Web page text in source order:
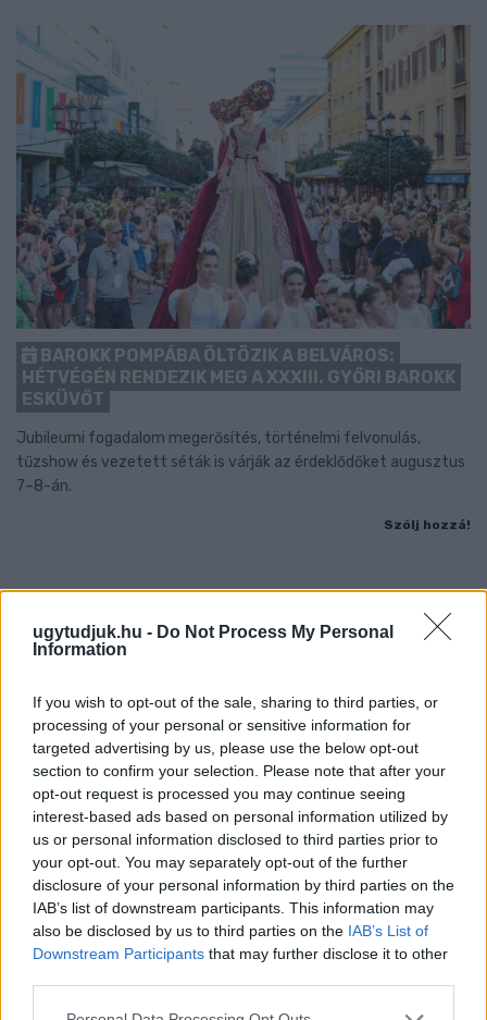
ugytudjuk.hu - Do Not Process My Personal
Information
If you wish to opt-out of the sale, sharing to third parties, or
processing of your personal or sensitive information for
targeted advertising by us, please use the below opt-out
section to confirm your selection. Please note that after your
opt-out request is processed you may continue seeing
interest-based ads based on personal information utilized by
us or personal information disclosed to third parties prior to
your opt-out. You may separately opt-out of the further
disclosure of your personal information by third parties on the
IAB’s list of downstream participants. This information may
also be disclosed by us to third parties on the IAB’s List of
Downstream Participants that may further disclose it to other
Please note that this website/app uses one or more Google
BAROKK POMPÁBA ÖLTÖZIK A BELVÁROS:
HÉTVÉGÉN RENDEZIK MEG A XXXIII. GYŐRI BAROKK
ESKÜVŐT
Jubileumi fogadalom megerősítés, történelmi felvonulás,
tűzshow és vezetett séták is várják az érdeklődőket augusztus
7–8-án.
Szólj hozzá!
EXTRA: A VÁSÁRCSARNOKBAN NYITJA ÚJ ÉVADÁT
A GYŐRI FILHARMONIKUS ZENEKAR
A „Zenélő piac” című különleges koncerttel szeptember 7-én